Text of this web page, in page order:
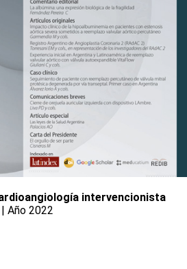
intervencionista
Año 2022